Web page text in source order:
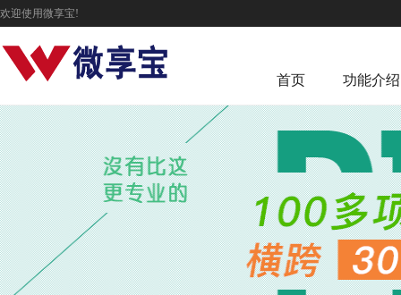
欢迎使用微享宝!
首页 功能介绍